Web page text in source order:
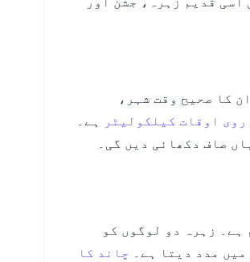
کا صحیح وقت شہر،
اوقات کیلکولیٹر
ہے۔
صاف دکھائی دیں گی۔
زہرہ دو لوگوں کو
مدد دیتا ہے۔ چاند کا